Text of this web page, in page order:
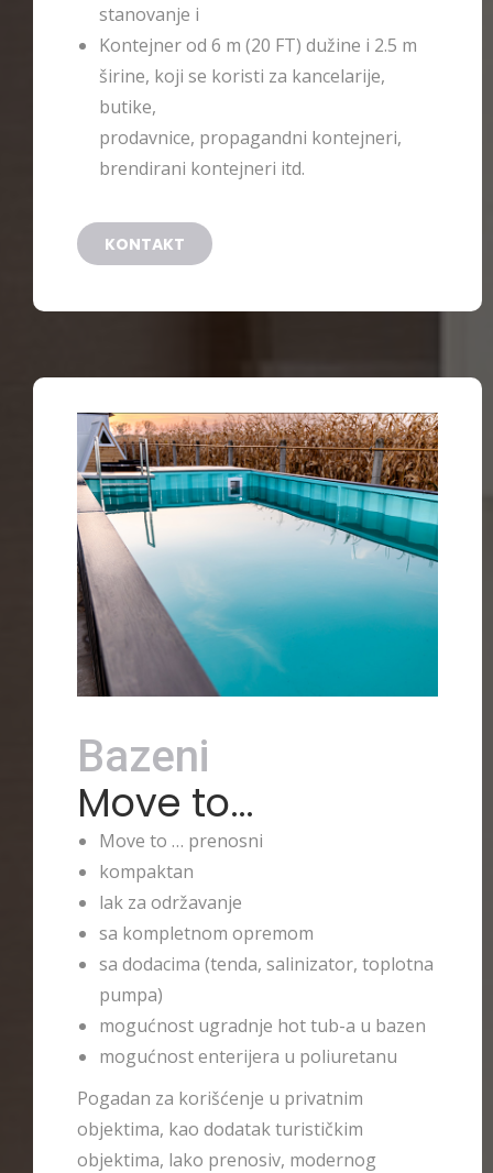
stanovanje i
Kontejner od 6 m (20 FT) dužine i 2.5 m
širine, koji se koristi za kancelarije,
butike,
prodavnice, propagandni kontejneri,
brendirani kontejneri itd.
KONTAKT
Bazeni
Move to…
Move to … prenosni
kompaktan
lak za održavanje
sa kompletnom opremom
sa dodacima (tenda, salinizator, toplotna
pumpa)
mogućnost ugradnje hot tub-a u bazen
mogućnost enterijera u poliuretanu
Pogadan za korišćenje u privatnim
objektima, kao dodatak turističkim
objektima, lako prenosiv, modernog